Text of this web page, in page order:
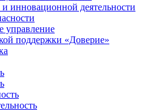
инновационной деятельности
управление
поддержки «Доверие»